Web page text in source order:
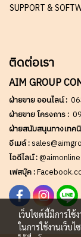
SUPPORT &
ติดต่อเรา
AIM GROUP
ฝ่ายขาย ออนไลน์ :
ฝ่ายขาย โครงการ :
ฝ่ายสนับสนุนทางเทค
อีเมล์ :
ไอดีไลน์ :@aimonline
เฟสบุ๊ค :
เว็บไซต์นี้มีการใ
ในการใช้งานเว็บ